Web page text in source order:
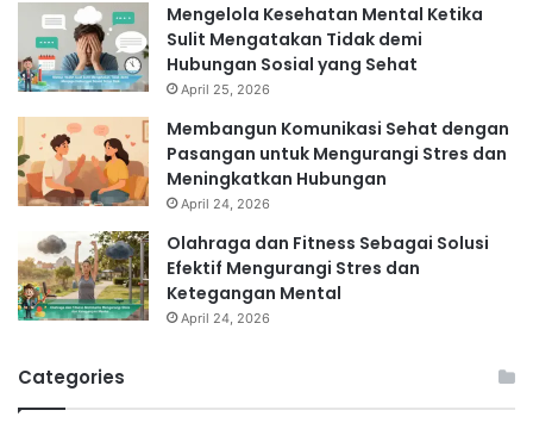
Mengelola Kesehatan Mental Ketika
Sulit Mengatakan Tidak demi
Hubungan Sosial yang Sehat
April 25, 2026
Membangun Komunikasi Sehat dengan
Pasangan untuk Mengurangi Stres dan
Meningkatkan Hubungan
April 24, 2026
Olahraga dan Fitness Sebagai Solusi
Efektif Mengurangi Stres dan
Ketegangan Mental
April 24, 2026
Categories